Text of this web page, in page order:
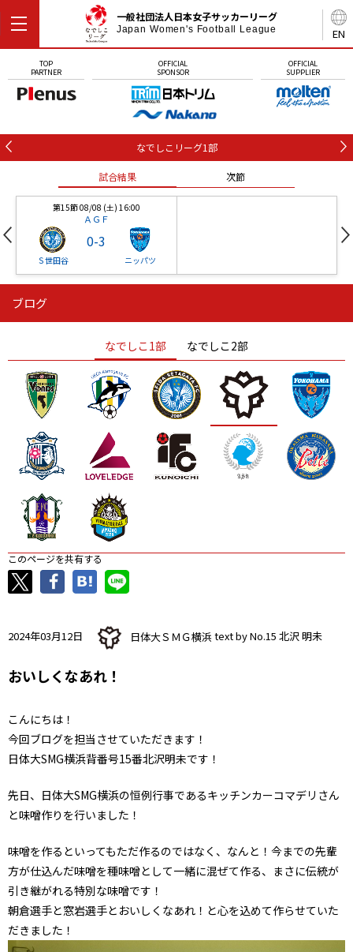
EN
一般社団法人日本女子サッカーリーグ
Japan Women's Football League
TOP
PARTNER
OFFICIAL
SPONSOR
OFFICIAL
SUPPLIER
なでしこリーグ1部
試合結果 次節
第15節 08/08 (土) 16:00
ＡＧＦ
Ｓ世田谷
0-3
ニッパツ
ニッパツ
ニッパツ 名古屋
石人の星
静岡 愛媛Ｌ
ブログ
なでしこ1部 なでしこ2部
このページを共有する
2024年03月12日 日体大ＳＭＧ横浜 text by No.15 北沢 明未
おいしくなあれ！
こんにちは！
今回ブログを担当させていただきます！
日体大SMG横浜背番号15番北沢明未です！
先日、日体大SMG横浜の恒例行事であるキッチンカーコマデリさん
と味噌作りを行いました！
味噌を作るといってもただ作るのではなく、なんと！今までの先輩
方が仕込んだ味噌を種味噌として一緒に混ぜて作る、まさに伝統が
引き継がれる特別な味噌です！
朝倉選手と窓岩選手とおいしくなあれ！と心を込めて作らせていた
だきました！